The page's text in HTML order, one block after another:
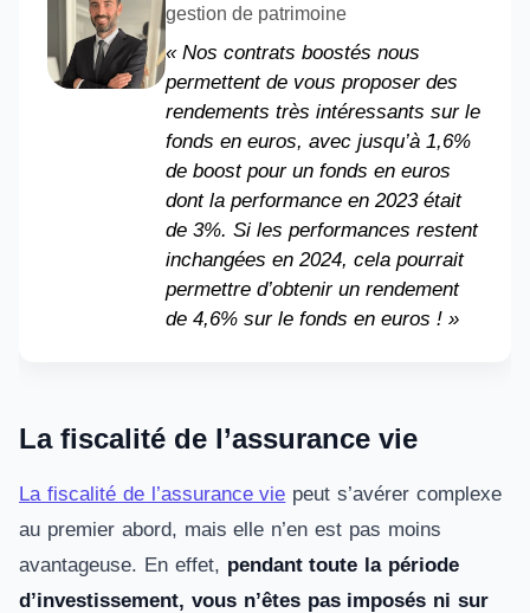
gestion de patrimoine
« Nos contrats boostés nous
permettent de vous proposer des
rendements très intéressants sur le
fonds en euros, avec jusqu’à 1,6%
de boost pour un fonds en euros
dont la performance en 2023 était
de 3%. Si les performances restent
inchangées en 2024, cela pourrait
permettre d’obtenir un rendement
de 4,6% sur le fonds en euros ! »
La fiscalité de l’assurance vie
La fiscalité de l’assurance vie peut s’avérer complexe
au premier abord, mais elle n’en est pas moins
avantageuse. En effet, pendant toute la période
d’investissement, vous n’êtes pas imposés ni sur